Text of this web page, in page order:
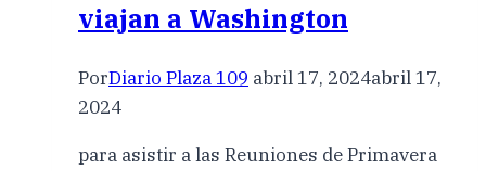
viajan a Washington
PorDiario Plaza 109 abril 17, 2024abril 17,
2024
para asistir a las Reuniones de Primavera